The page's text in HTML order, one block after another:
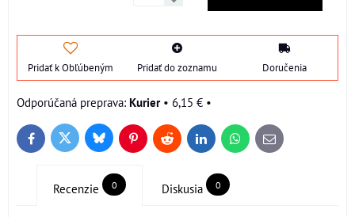
Pridať k Obľúbeným Pridať do zoznamu Doručenia
Kurier• 6,15 € •
FacebookTwitter BlueskyPinterestReddit LinkedInWhatsApp
E-
mail
Recenzie 0 Diskusia 0